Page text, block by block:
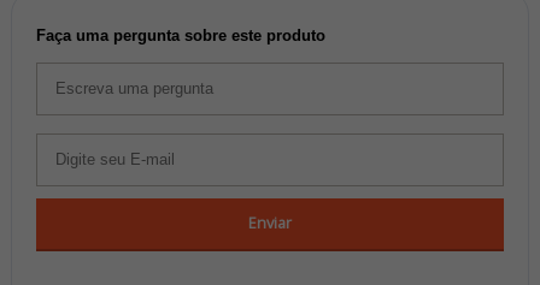
Faça uma pergunta sobre este produto
Enviar